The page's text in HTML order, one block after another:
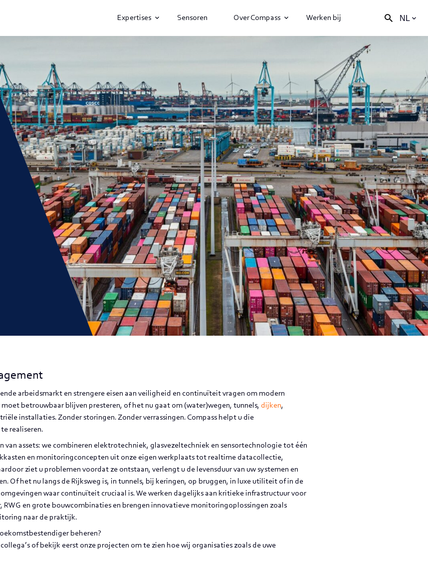
Expertises Sensoren Over Compass Werken bij NL
arbeidsmarkt en strengere eisen aan veiligheid en continuïteit vragen om modern
betrouwbaar blijven presteren, of het nu gaat om (water)wegen, tunnels, dijken,
installaties. Zonder storingen. Zonder verrassingen. Compass helpt u die
realiseren.
van assets: we combineren elektrotechniek, glasvezeltechniek en sensortechnologie tot één
en monitoringconcepten uit onze eigen werkplaats tot realtime datacollectie,
ziet u problemen voordat ze ontstaan, verlengt u de levensduur van uw systemen en
Of het nu langs de Rijksweg is, in tunnels, bij keringen, op bruggen, in luxe utiliteit of in de
waar continuïteit cruciaal is. We werken dagelijks aan kritieke infrastructuur voor
RWG en grote bouwcombinaties en brengen innovatieve monitoringoplossingen zoals
naar de praktijk.
beheren?
of bekijk eerst onze projecten om te zien hoe wij organisaties zoals de uwe